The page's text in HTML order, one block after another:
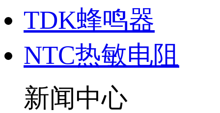
TDK蜂鸣器
NTC热敏电阻
新闻中心